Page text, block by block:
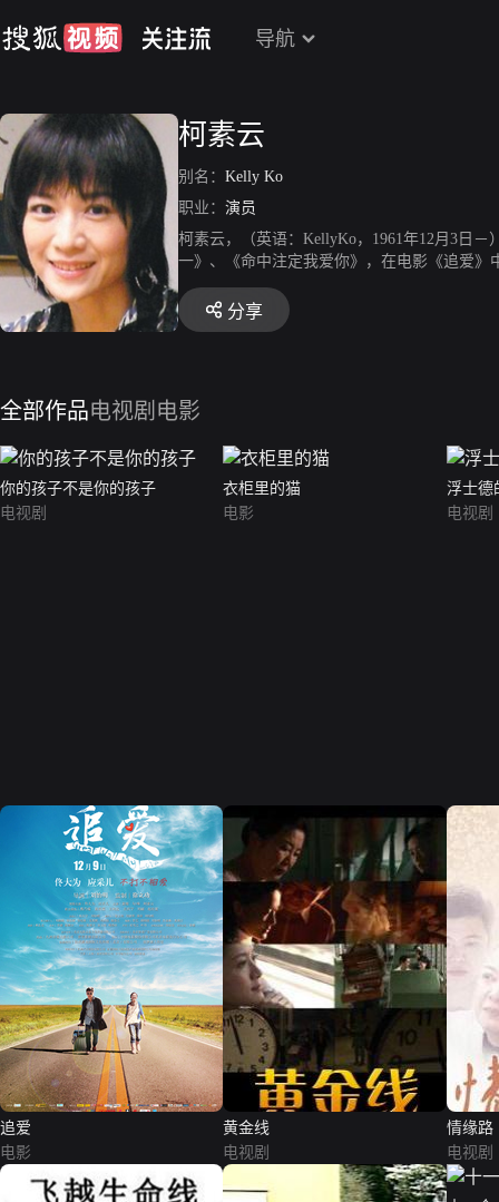
导航
柯素云
别名： Kelly Ko
职业： 演员
柯素云，（英语：KellyKo，1961年12月3日
一》、《命中注定我爱你》，在电影《追爱》
分享
全部作品电视剧 电影
你的孩子不是你的孩子
电视剧
衣柜里的猫
电影
浮士德
电视剧
追爱
电影
黄金线
电视剧
情缘路
电视剧